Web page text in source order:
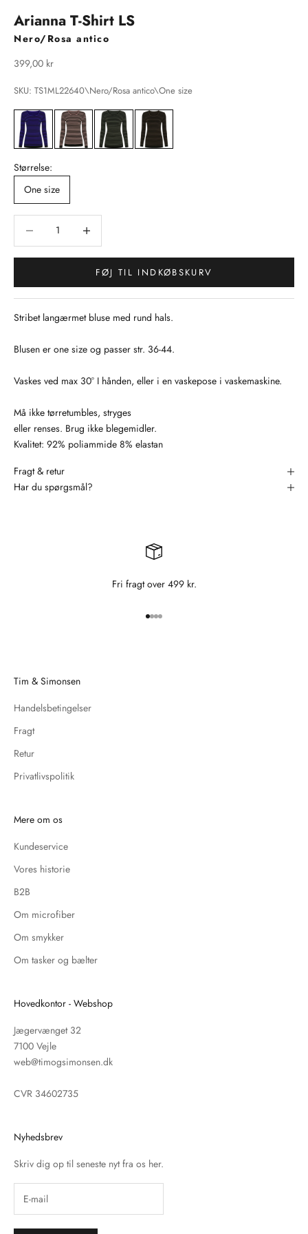
Arianna T-Shirt LS
Nero/Rosa antico
Salgspris
399,00 kr
SKU: TS1ML22640\Nero/Rosa antico\One size
Størrelse:
One size
FØJ TIL INDKØBSKURV
Stribet langærmet bluse med rund hals.
Blusen er one size og passer str. 36-44.
Vaskes ved max 30° I hånden, eller i en vaskepose i vaskemaskine.
Må ikke tørretumbles, stryges
eller renses. Brug ikke blegemidler.
Kvalitet: 92% poliammide 8% elastan
Fragt & retur
Har du spørgsmål?
Fri fragt over 499 kr.
Gå til element 1
Gå til element 2
Gå til element 3
Gå til element 4
Tim & Simonsen
Handelsbetingelser
Fragt
Retur
Privatlivspolitik
Mere om os
Kundeservice
Vores historie
B2B
Om microfiber
Om smykker
Om tasker og bælter
Hovedkontor - Webshop
Jægervænget 32
7100 Vejle
web@timogsimonsen.dk
CVR 34602735
Nyhedsbrev
Skriv dig op til seneste nyt fra os her.